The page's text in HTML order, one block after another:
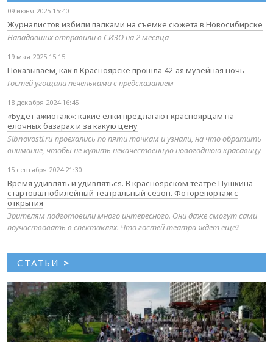
09 июня 2025 15:40
Журналистов избили палками на съемке сюжета в Новосибирске
Нападавших отправили в СИЗО на 2 месяца
19 мая 2025 15:15
Показываем, как в Красноярске прошла 42-ая музейная ночь
Гостей угощали печеньками с предсказанием
18 декабря 2024 16:45
«Будет ажиотаж»: какие елки предлагают красноярцам на
елочных базарах и за какую цену
Sibnovosti.ru проехались по пяти точкам и узнали, на что обратить
внимание, чтобы не купить некачественную новогоднюю красавицу
15 сентября 2024 21:30
Время удивлять и удивляться. В красноярском театре Пушкина
стартовал юбилейный театральный сезон. Фоторепортаж с
открытия
Зрителям подготовили много интересного. Они даже смогут сами
поучаствовать в спектаклях. Что гостей театра ждет еще?
СТАТЬИ >